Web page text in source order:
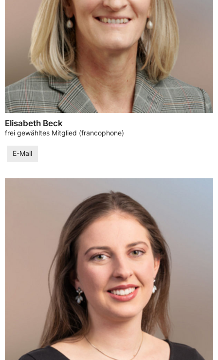
Elisabeth Beck
frei gewähltes Mitglied (francophone)
E-Mail